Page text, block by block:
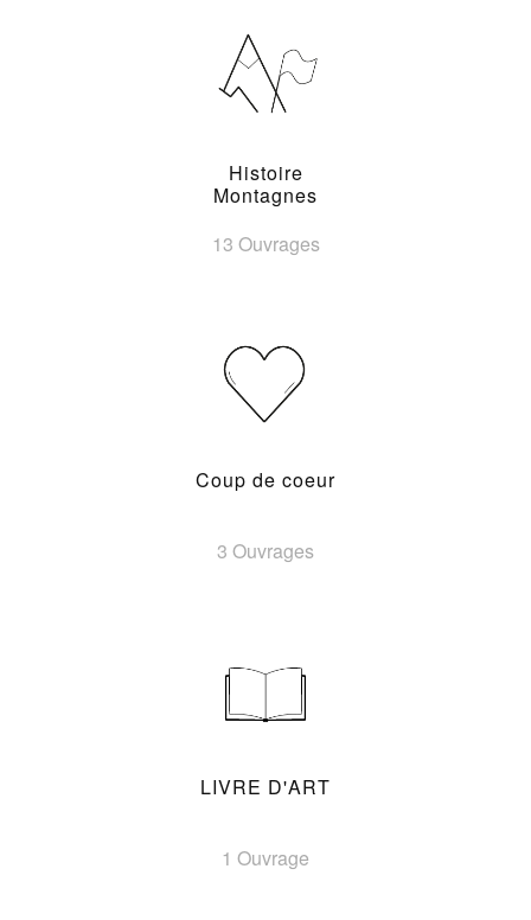
Histoire
Montagnes
13 Ouvrages
Coup de coeur
3 Ouvrages
LIVRE D'ART
1 Ouvrage